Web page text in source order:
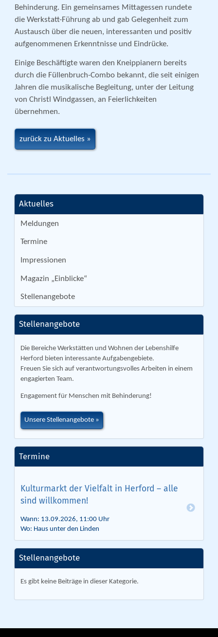
Behinderung. Ein gemeinsames Mittagessen rundete
die Werkstatt-Führung ab und gab Gelegenheit zum
Austausch über die neuen, interessanten und positiv
aufgenommenen Erkenntnisse und Eindrücke.
Einige Beschäftigte waren den Kneippianern bereits
durch die Füllenbruch-Combo bekannt, die seit einigen
Jahren die musikalische Begleitung, unter der Leitung
von Christl Windgassen, an Feierlichkeiten
übernehmen.
zurück zu Aktuelles
Aktuelles
Meldungen
Termine
Impressionen
Magazin „Einblicke“
Stellenangebote
Stellenangebote
Die Bereiche Werkstätten und Wohnen der Lebenshilfe
Herford bieten interessante Aufgabengebiete.
Freuen Sie sich auf verantwortungsvolles Arbeiten in einem
engagierten Team.
Engagement für Menschen mit Behinderung!
Unsere Stellenangebote
Termine
Kulturmarkt der Vielfalt in Herford – alle
sind willkommen!
Wann: 13.09.2026, 11:00 Uhr
Wo: Haus unter den Linden
Stellenangebote
Es gibt keine Beiträge in dieser Kategorie.